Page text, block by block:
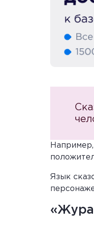
Язык